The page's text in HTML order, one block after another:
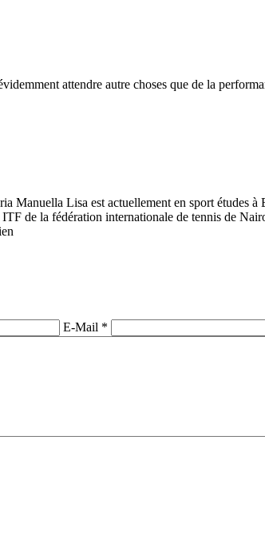
attendre autre choses que de la
Manuella Lisa est actuellement en sport études
de la fédération internationale de tennis de
E-Mail *